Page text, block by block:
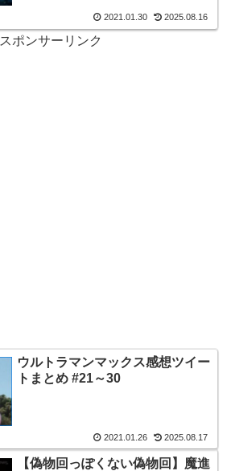
2021.01.30 2025.08.16
スポンサーリンク
ウルトラマンマックス感想ツイー
トまとめ #21～30
2021.01.26 2025.08.17
【偽物回っぽくない偽物回】魔進